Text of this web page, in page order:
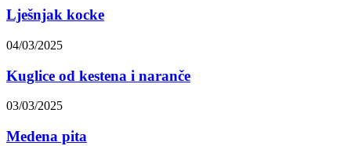
Lješnjak kocke
04/03/2025
Kuglice od kestena i naranče
03/03/2025
Medena pita